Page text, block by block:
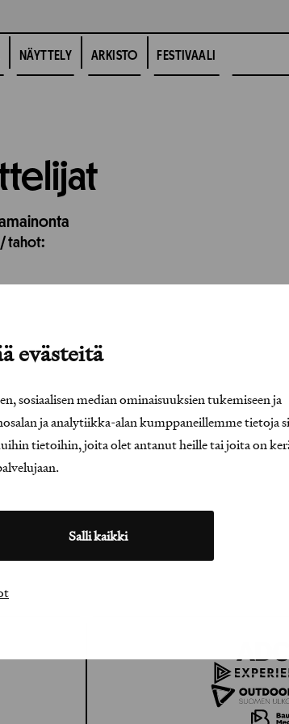
evästeitä
sosiaalisen median ominaisuuksien tukemiseen ja
ja analytiikka-alan kumppaneillemme tietoja
tietoihin, joita olet antanut heille tai joita on
Salli kaikki
NÄYTTELY ARKISTO FESTIVAALI
tahot: